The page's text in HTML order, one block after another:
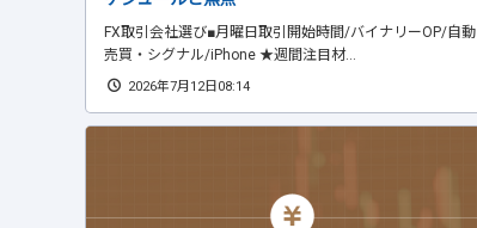
FX取引会社選び■月曜日取引開始時間/バイナリーOP/自動
売買・シグナル/iPhone ★週間注目材...
2026年7月12日08:14